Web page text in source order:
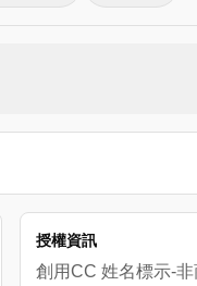
授權資訊
創用CC 姓名標示-